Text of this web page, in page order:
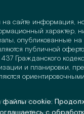
на сайте информация,
характер,
опубликованные
публичной
Гражданского
и планировки,
компаний «Садовое
файлы cookie.
с